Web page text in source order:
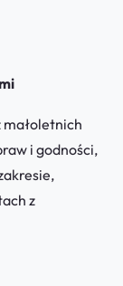
małoletnich
i godności,
z